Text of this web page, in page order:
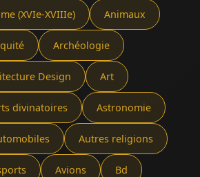
(XVIe-XVIIIe) Animaux
Archéologie
Design Art
divinatoires Astronomie
Autres religions
Avions Bd